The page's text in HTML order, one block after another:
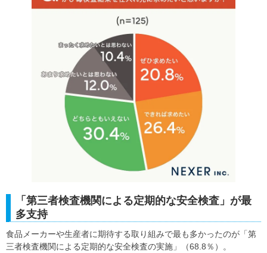
「第三者検査機関による定期的な安全検査」が最
多支持
食品メーカーや生産者に期待する取り組みで最も多かったのが「第
三者検査機関による定期的な安全検査の実施」（68.8％）。